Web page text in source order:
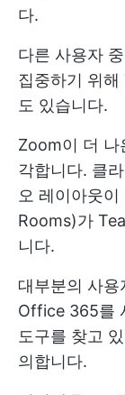
다.
다른 사용자
집중하기 위
도 있습니다.
Zoom이 더 나
각합니다. 클
오 레이아웃
Rooms)가
니다.
대부분의 사
Office 365를
도구를 찾고
의합니다.